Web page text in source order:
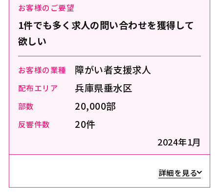
お客様のご要望
1件でも多く求人の問い合わせを獲得して
欲しい
お客様の業種 障がい者支援求人
配布エリア 兵庫県垂水区
部数 20,000部
反響件数 20件
2024年1月
詳細を見る